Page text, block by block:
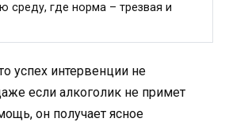
среду, где норма – трезвая и
успех интервенции не
если алкоголик не примет
он получает ясное